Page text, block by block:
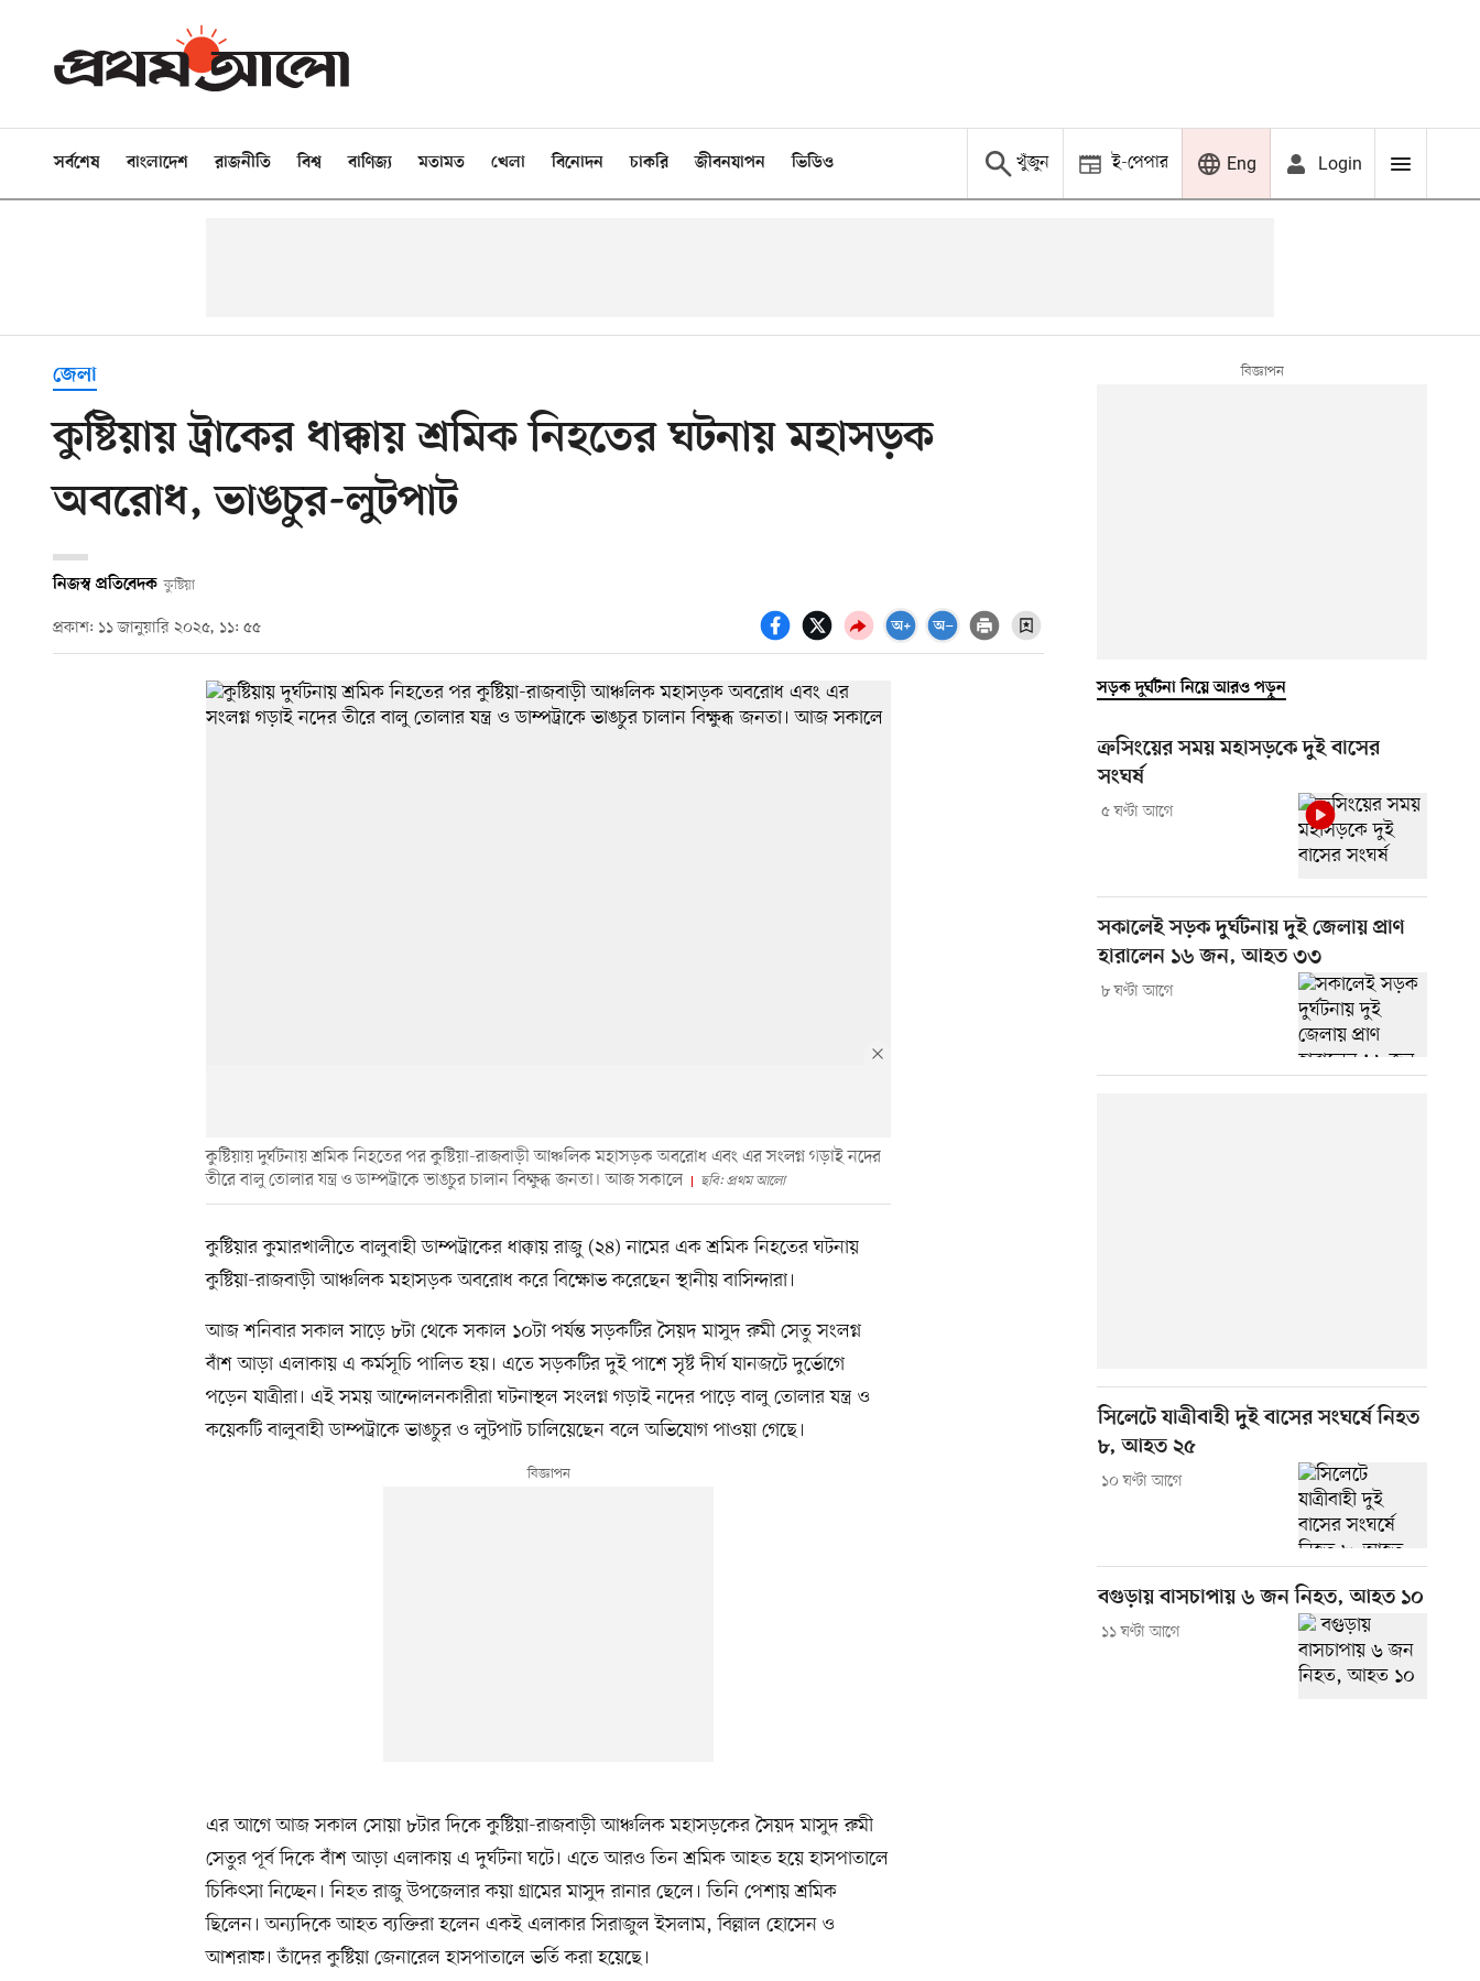
সর্বশেষ বাংলাদেশ রাজনীতি বিশ্ব বাণিজ্য মতামত খেলা বিনোদন চাকরি জীবনযাপন ভিডিও খুঁজুন ই-পেপার Eng Login
জেলা
কুষ্টিয়ায় ট্রাকের ধাক্কায় শ্রমিক নিহতের ঘটনায় মহাসড়ক
অবরোধ, ভাঙচুর-লুটপাট
নিজস্ব প্রতিবেদক কুষ্টিয়া
প্রকাশ: ১১ জানুয়ারি ২০২৫, ১১: ৫৫
কুষ্টিয়ায় দুর্ঘটনায় শ্রমিক নিহতের পর কুষ্টিয়া-রাজবাড়ী আঞ্চলিক মহাসড়ক অবরোধ এবং এর সংলগ্ন গড়াই নদের
তীরে বালু তোলার যন্ত্র ও ডাম্পট্রাকে ভাঙচুর চালান বিক্ষুব্ধ জনতা। আজ সকালে
ছবি: প্রথম আলো
কুষ্টিয়ার কুমারখালীতে বালুবাহী ডাম্পট্রাকের ধাক্কায় রাজু (২৪) নামের এক শ্রমিক নিহতের ঘটনায়
কুষ্টিয়া-রাজবাড়ী আঞ্চলিক মহাসড়ক অবরোধ করে বিক্ষোভ করেছেন স্থানীয় বাসিন্দারা।
আজ শনিবার সকাল সাড়ে ৮টা থেকে সকাল ১০টা পর্যন্ত সড়কটির সৈয়দ মাসুদ রুমী সেতু সংলগ্ন
বাঁশ আড়া এলাকায় এ কর্মসূচি পালিত হয়। এতে সড়কটির দুই পাশে সৃষ্ট দীর্ঘ যানজটে দুর্ভোগে
পড়েন যাত্রীরা। এই সময় আন্দোলনকারীরা ঘটনাস্থল সংলগ্ন গড়াই নদের পাড়ে বালু তোলার যন্ত্র ও
কয়েকটি বালুবাহী ডাম্পট্রাকে ভাঙচুর ও লুটপাট চালিয়েছেন বলে অভিযোগ পাওয়া গেছে।
এর আগে আজ সকাল সোয়া ৮টার দিকে কুষ্টিয়া-রাজবাড়ী আঞ্চলিক মহাসড়কের সৈয়দ মাসুদ রুমী
সেতুর পূর্ব দিকে বাঁশ আড়া এলাকায় এ দুর্ঘটনা ঘটে। এতে আরও তিন শ্রমিক আহত হয়ে হাসপাতালে
চিকিৎসা নিচ্ছেন। নিহত রাজু উপজেলার কয়া গ্রামের মাসুদ রানার ছেলে। তিনি পেশায় শ্রমিক
ছিলেন। অন্যদিকে আহত ব্যক্তিরা হলেন একই এলাকার সিরাজুল ইসলাম, বিল্লাল হোসেন ও
আশরাফ। তাঁদের কুষ্টিয়া জেনারেল হাসপাতালে ভর্তি করা হয়েছে।
সড়ক দুর্ঘটনা নিয়ে আরও পড়ুন
ক্রসিংয়ের সময় মহাসড়কে দুই বাসের
সংঘর্ষ
৫ ঘণ্টা আগে
সকালেই সড়ক দুর্ঘটনায় দুই জেলায় প্রাণ
হারালেন ১৬ জন, আহত ৩৩
৮ ঘণ্টা আগে
সিলেটে যাত্রীবাহী দুই বাসের সংঘর্ষে নিহত
৮, আহত ২৫
১০ ঘণ্টা আগে
বগুড়ায় বাসচাপায় ৬ জন নিহত, আহত ১০
১১ ঘণ্টা আগে